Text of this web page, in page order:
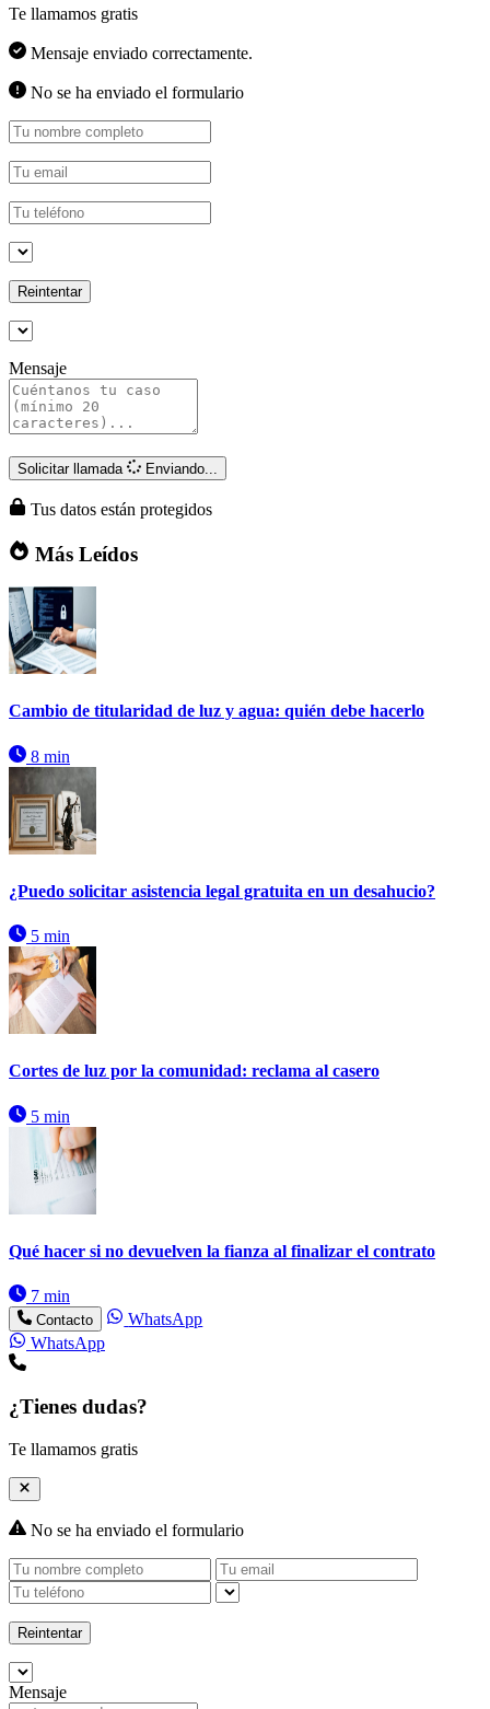
Te llamamos gratis
Mensaje enviado correctamente.
No se ha enviado el formulario
Reintentar
Mensaje
Solicitar llamada Enviando...
Tus datos están protegidos
Más Leídos
Cambio de titularidad de luz y agua: quién debe hacerlo
8 min
¿Puedo solicitar asistencia legal gratuita en un desahucio?
5 min
Cortes de luz por la comunidad: reclama al casero
5 min
Qué hacer si no devuelven la fianza al finalizar el contrato
7 min
Contacto
WhatsApp
WhatsApp
¿Tienes dudas?
Te llamamos gratis
No se ha enviado el formulario
Reintentar
Mensaje